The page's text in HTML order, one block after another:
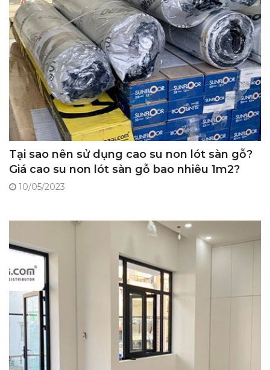
Tại sao nên sử dụng cao su non lót sàn gỗ?
Giá cao su non lót sàn gỗ bao nhiêu 1m2?
10/05/2023